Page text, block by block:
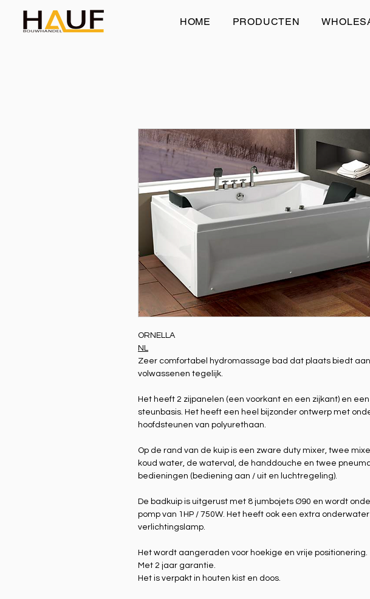
HOME PRODUCTEN
ORNELLA
NL
Zeer comfortabel hydromassage bad dat plaats biedt
volwassenen tegelijk.
Het heeft 2 zijpanelen (een voorkant en een zijkant) en
steunbasis. Het heeft een heel bijzonder ontwerp met
hoofdsteunen van polyurethaan.
Op de rand van de kuip is een zware duty mixer, twee
koud water, de waterval, de handdouche en twee
bedieningen (bediening aan / uit en luchtregeling).
De badkuip is uitgerust met 8 jumbojets Ø90 en wordt
pomp van 1HP / 750W. Het heeft ook een extra onderwater
verlichtingslamp.
Het wordt aangeraden voor hoekige en vrije positionering.
Met 2 jaar garantie.
Het is verpakt in houten kist en doos.